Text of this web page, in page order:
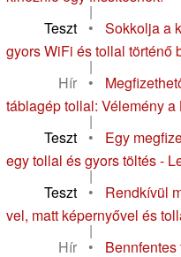
|
Teszt
•
Sokkolja a
gyors WiFi és tollal történő
|
Hír
•
táblagép tollal: Vélemény a
|
Teszt
•
Egy
egy tollal és gyors töltés -
|
Teszt
•
Rendkívül
vel, matt képernyővel és
|
Hír
•